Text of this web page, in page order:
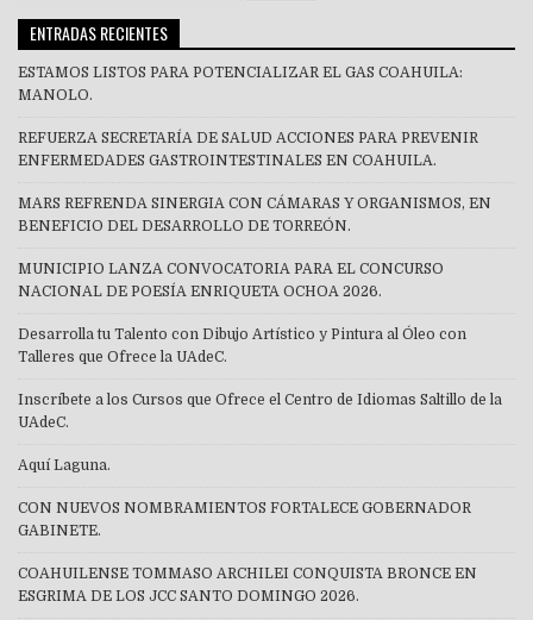
ENTRADAS RECIENTES
ESTAMOS LISTOS PARA POTENCIALIZAR EL GAS COAHUILA:
MANOLO.
REFUERZA SECRETARÍA DE SALUD ACCIONES PARA PREVENIR
ENFERMEDADES GASTROINTESTINALES EN COAHUILA.
MARS REFRENDA SINERGIA CON CÁMARAS Y ORGANISMOS, EN
BENEFICIO DEL DESARROLLO DE TORREÓN.
MUNICIPIO LANZA CONVOCATORIA PARA EL CONCURSO
NACIONAL DE POESÍA ENRIQUETA OCHOA 2026.
Desarrolla tu Talento con Dibujo Artístico y Pintura al Óleo con
Talleres que Ofrece la UAdeC.
Inscríbete a los Cursos que Ofrece el Centro de Idiomas Saltillo de la
UAdeC.
Aquí Laguna.
CON NUEVOS NOMBRAMIENTOS FORTALECE GOBERNADOR
GABINETE.
COAHUILENSE TOMMASO ARCHILEI CONQUISTA BRONCE EN
ESGRIMA DE LOS JCC SANTO DOMINGO 2026.